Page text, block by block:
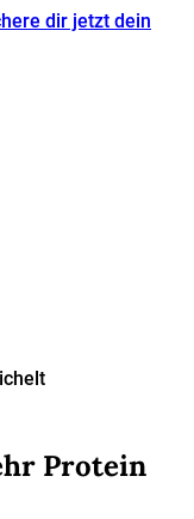
dir jetzt dein
Protein